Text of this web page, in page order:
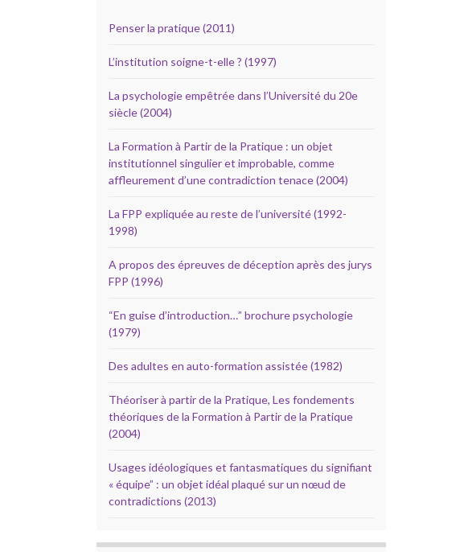
Penser la pratique (2011)
L’institution soigne-t-elle ? (1997)
La psychologie empêtrée dans l’Université du 20e
siècle (2004)
La Formation à Partir de la Pratique : un objet
institutionnel singulier et improbable, comme
affleurement d’une contradiction tenace (2004)
La FPP expliquée au reste de l’université (1992-
1998)
A propos des épreuves de déception après des jurys
FPP (1996)
“En guise d’introduction…” brochure psychologie
(1979)
Des adultes en auto-formation assistée (1982)
Théoriser à partir de la Pratique, Les fondements
théoriques de la Formation à Partir de la Pratique
(2004)
Usages idéologiques et fantasmatiques du signifiant
« équipe” : un objet idéal plaqué sur un nœud de
contradictions (2013)